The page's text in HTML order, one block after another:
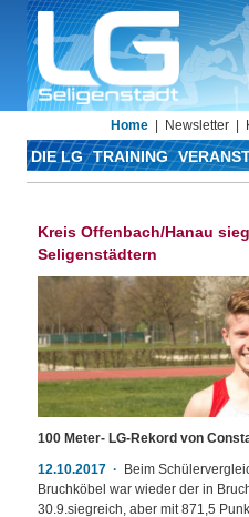
Home Newsletter
DIE LG TRAINING
Kreis Offenbach/Hanau
Seligenstädtern
100 Meter- LG-Rekord von
12.10.2017
Beim
Bruchköbel war wieder der in
30.9.siegreich, aber mit 871,5